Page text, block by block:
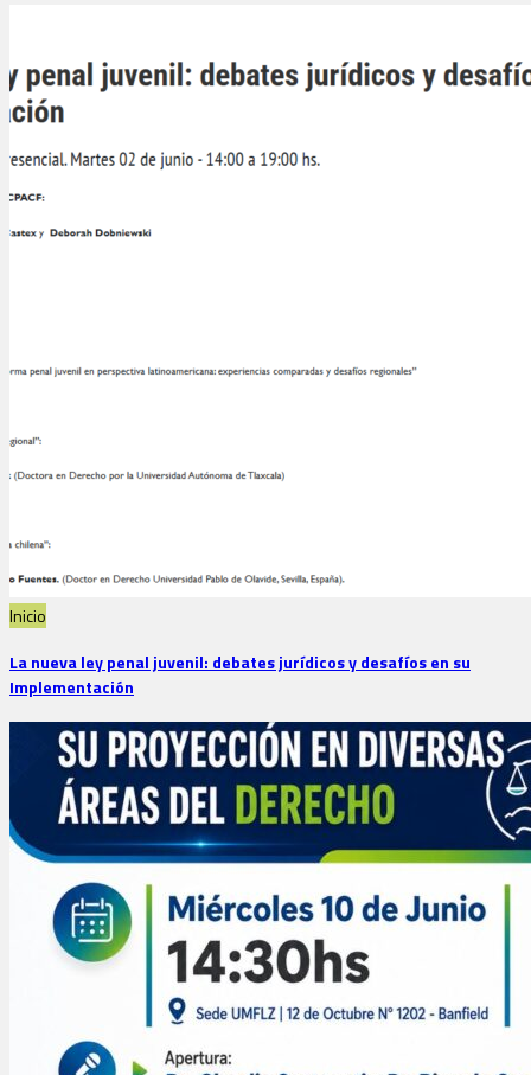
Inicio
La nueva ley penal juvenil: debates jurídicos y desafíos en su
Implementación